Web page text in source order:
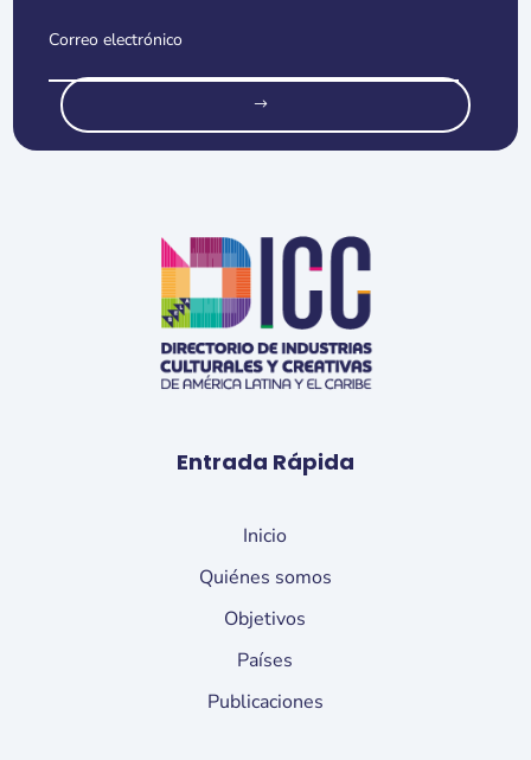
Entrada Rápida
Inicio
Quiénes somos
Objetivos
Países
Publicaciones